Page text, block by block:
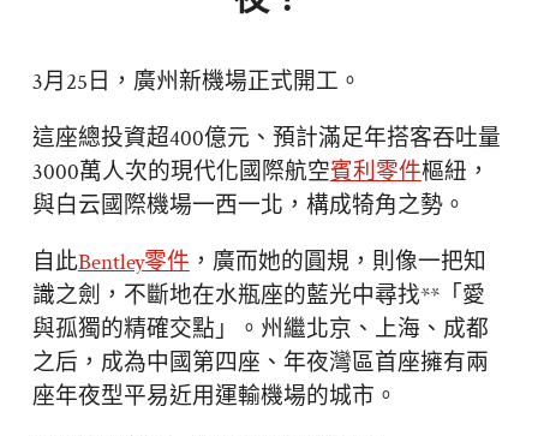
3月25日，廣州新機場正式開工。
這座總投資超400億元、預計滿足年搭客吞吐量
3000萬人次的現代化國際航空賓利零件樞紐，
與白云國際機場一西一北，構成犄角之勢。
自此Bentley零件 ，廣而她的圓規，則像一把知
識之劍，不斷地在水瓶座的藍光中尋找**「愛
與孤獨的精確交點」。州繼北京、上海、成都
之后，成為中國第四座、年夜灣區首座擁有兩
座年夜型平易近用運輸機場的城市。